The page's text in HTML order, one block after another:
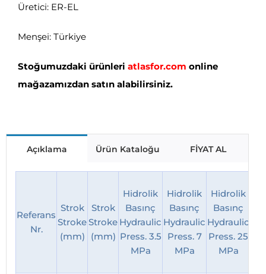
Üretici: ER-EL
Menşei: Türkiye
Stoğumuzdaki ürünleri atlasfor.com online
mağazamızdan satın alabilirsiniz.
Açıklama Ürün Kataloğu FİYAT AL
Referans
Nr.
Strok
Stroke
(mm)
Strok
Stroke
(mm)
Hidrolik
Basınç
Hydraulic
Press. 3.5
MPa
Hidrolik
Basınç
Hydraulic
Press. 7
MPa
Hidrolik
Basınç
Hydraulic
Press. 25
MPa